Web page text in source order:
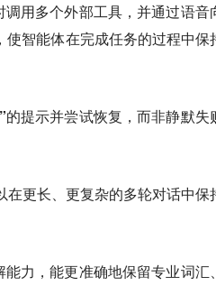
调用多个外部工具 ，并通过语音
使智能体在完成任务的过程中保
提示并尝试恢复 ，而非静默失
在更长、更复杂的多轮对话中保
力，能更准确地保留专业词汇